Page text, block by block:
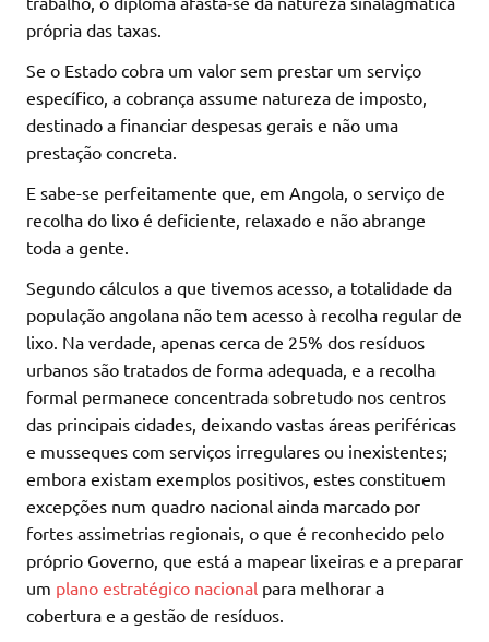
própria das taxas.
Se o Estado cobra um valor sem prestar um serviço
específico, a cobrança assume natureza de imposto,
destinado a financiar despesas gerais e não uma
prestação concreta.
E sabe-se perfeitamente que, em Angola, o serviço de
recolha do lixo é deficiente, relaxado e não abrange
toda a gente.
Segundo cálculos a que tivemos acesso, a totalidade da
população angolana não tem acesso à recolha regular de
lixo. Na verdade, apenas cerca de 25% dos resíduos
urbanos são tratados de forma adequada, e a recolha
formal permanece concentrada sobretudo nos centros
das principais cidades, deixando vastas áreas periféricas
e musseques com serviços irregulares ou inexistentes;
embora existam exemplos positivos, estes constituem
excepções num quadro nacional ainda marcado por
fortes assimetrias regionais, o que é reconhecido pelo
próprio Governo, que está a mapear lixeiras e a preparar
um plano estratégico nacional para melhorar a
cobertura e a gestão de resíduos.